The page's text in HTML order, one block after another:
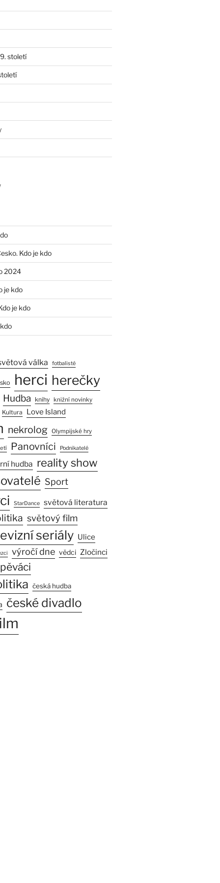
století
Kdo je kdo
2024
je kdo
je kdo
válka fotbalisté
herci herečky
Hudba knihy knižní novinky
Kultura Love Island
nekrolog Olympijské hry
Panovníci Podnikatelé
hudba reality show
Sport
StarDance světová literatura
světový film
seriály Ulice
výročí dne vědci Zločinci
česká hudba
české divadlo